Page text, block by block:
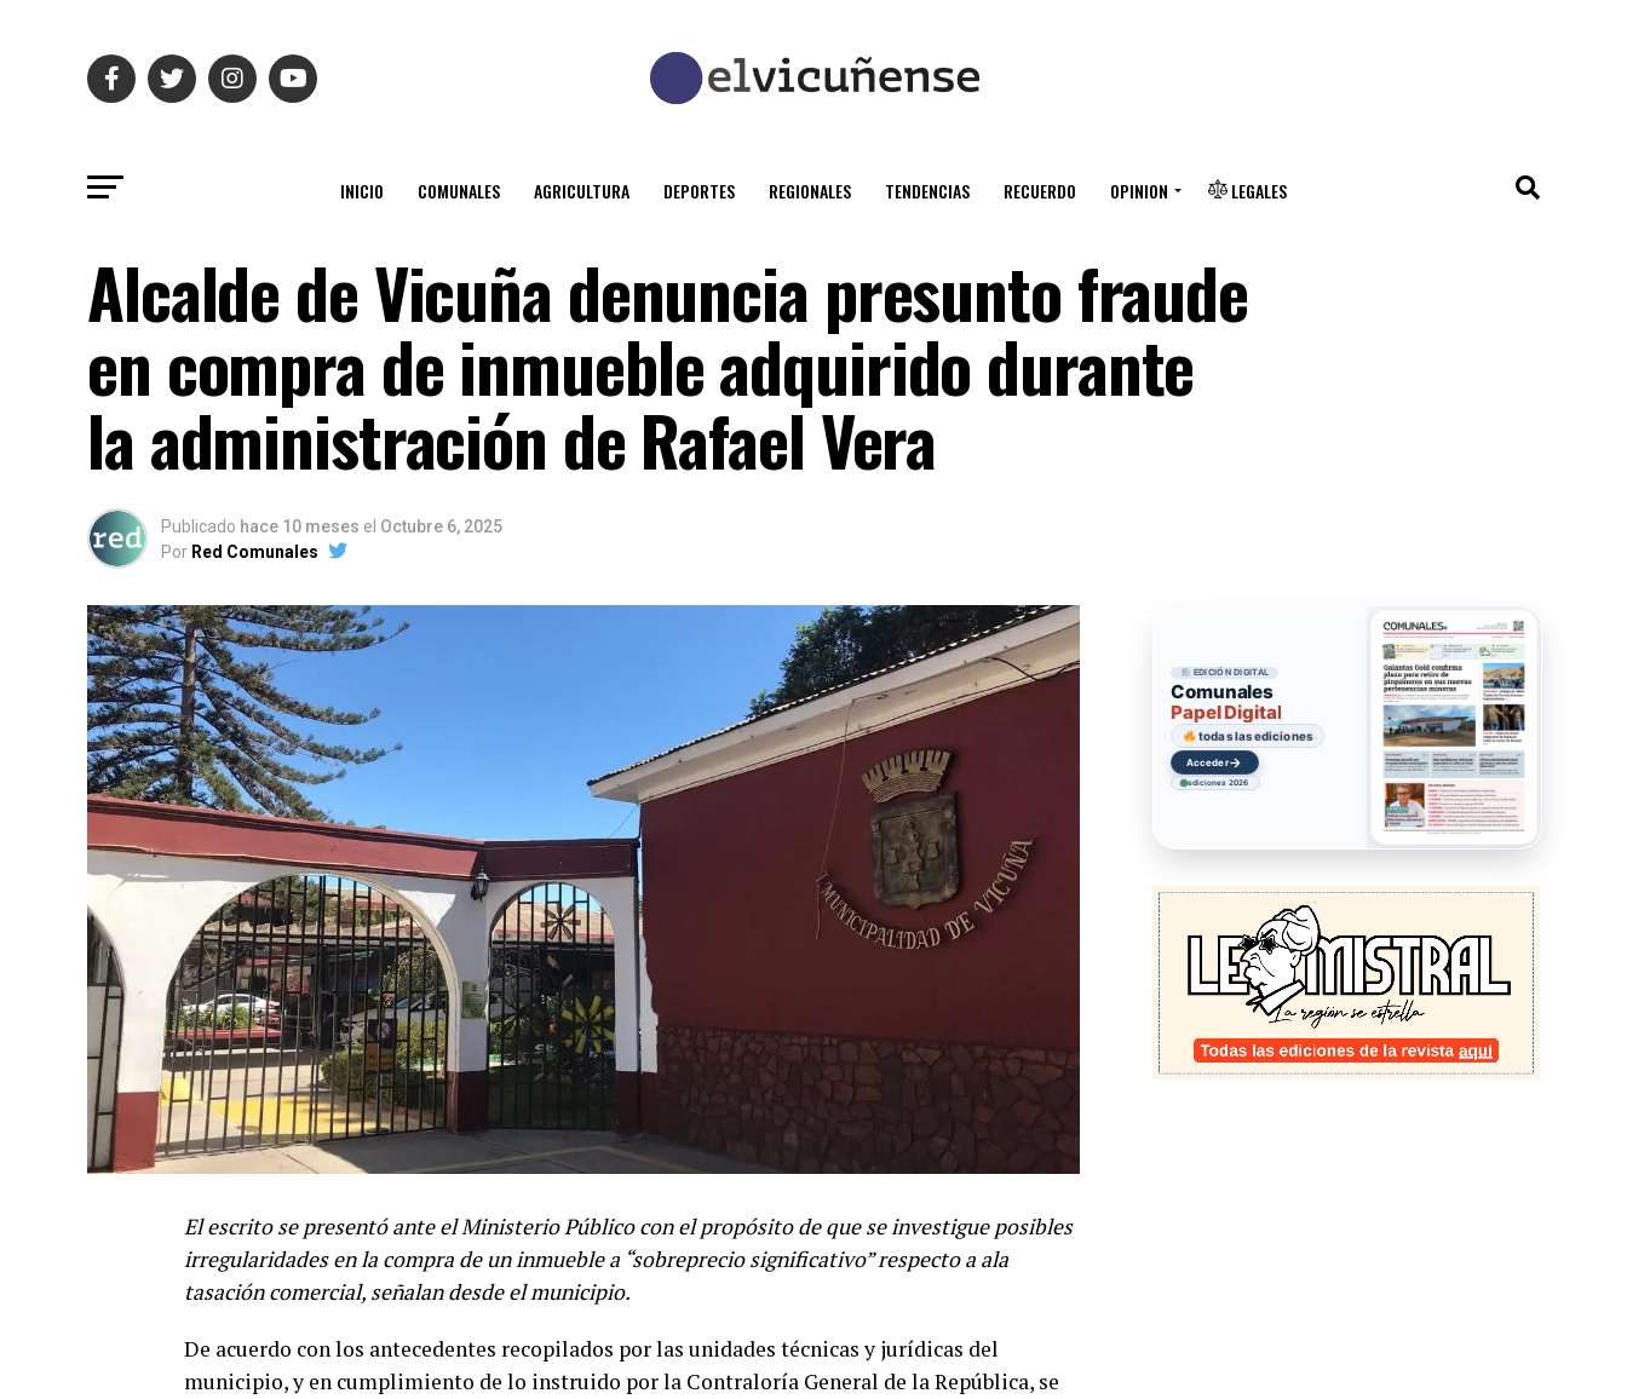
INICIO COMUNALES AGRICULTURA DEPORTES REGIONALES TENDENCIAS RECUERDO OPINION LEGALES
Alcalde de Vicuña denuncia presunto fraude
en compra de inmueble adquirido durante
la administración de Rafael Vera
Publicado hace 10 meses el Octubre 6, 2025
Por Red Comunales
El escrito se presentó ante el Ministerio Público con el propósito de que se investigue posibles
irregularidades en la compra de un inmueble a “sobreprecio significativo” respecto a ala
tasación comercial, señalan desde el municipio.
De acuerdo con los antecedentes recopilados por las unidades técnicas y jurídicas del
municipio, y en cumplimiento de lo instruido por la Contraloría General de la República, se
EDICIÓN DIGITAL
Comunales
Papel Digital
todas las ediciones
Acceder→
ediciones 2026